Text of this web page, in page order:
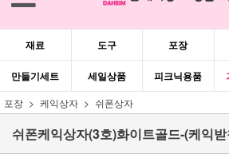
재료 도구 포장
만들기세트 세일상품 피크닉용품
포장 케익상자 쉬폰상자
쉬폰케익상자(3호)화이트골드-(케익